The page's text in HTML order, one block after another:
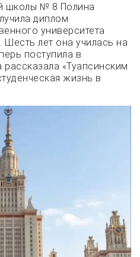
школы № 8 Полина
диплом
университета
лет она училась на
поступила в
«Туапсинским
жизнь в